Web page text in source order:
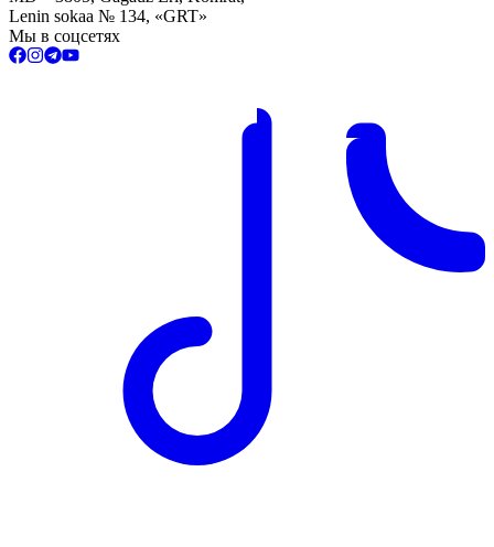
Lenin sokaa № 134, «GRT»
Мы в соцсетях